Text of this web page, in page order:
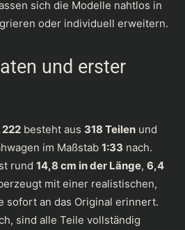
sich die Modelle nahtlos in
oder individuell erweitern.
und erster
222 besteht aus 318 Teilen und
im Maßstab 1:33 nach.
rund 14,8 cm in der Länge, 6,4
mit einer realistischen,
sofort an das Original erinnert.
sind alle Teile vollständig